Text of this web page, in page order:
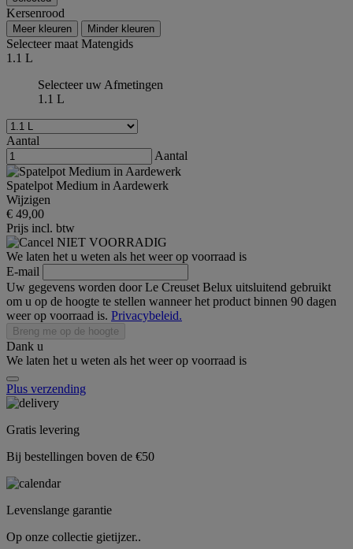
Kersenrood
Meer kleuren Minder kleuren
Selecteer maatMatengids
1.1 L
Selecteer uw Afmetingen
1.1 L
Aantal
Aantal
Spatelpot Medium in Aardewerk
Wijzigen
€ 49,00
Prijs incl. btw
NIET VOORRADIG
We laten het u weten als het weer op voorraad is
E-mail
Uw gegevens worden door Le Creuset Belux uitsluitend gebruikt
om u op de hoogte te stellen wanneer het product binnen 90 dagen
weer op voorraad is. Privacybeleid.
Breng me op de hoogte
Dank u
We laten het u weten als het weer op voorraad is
Plus verzending
Gratis levering
Bij bestellingen boven de €50
Levenslange garantie
Op onze collectie gietijzer..